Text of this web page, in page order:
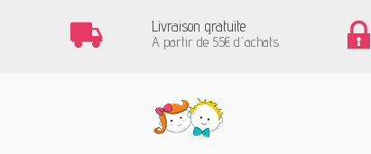
Livraison gratuite
A partir de 55€ d'achats